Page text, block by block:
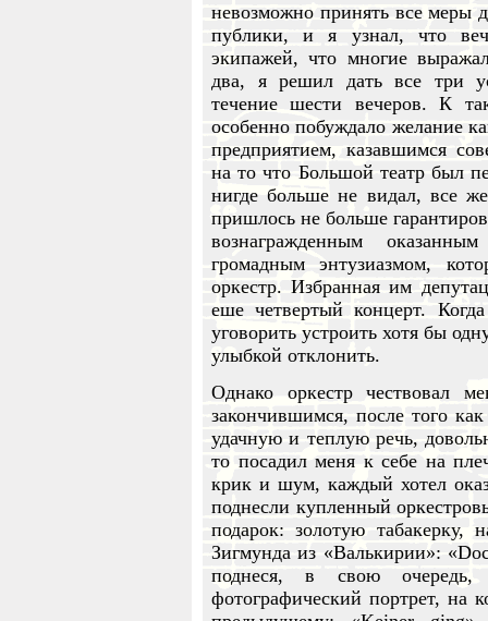
невозможно принять все меры
публики, и я узнал, что
экипажей, что многие
два, я решил дать все три
течение шести вечеров. К
особенно побуждало желание
предприятием, казавшимся
на то что Большой театр был
нигде больше не видал, все
пришлось не больше
вознагражденным
громадным энтузиазмом,
оркестр. Избранная им
еше четвертый концерт.
уговорить устроить хотя бы
улыбкой отклонить.
Однако оркестр чествовал
закончившимся, после того
удачную и теплую речь,
то посадил меня к себе на
крик и шум, каждый хотел
поднесли купленный
подарок: золотую табакерку,
Зигмунда из «Валькирии»:
поднеся, в свою очередь,
фотографический портрет, на